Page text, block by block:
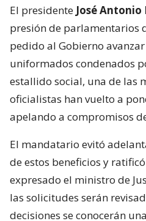
El presidente José Antonio
presión de parlamentarios
pedido al Gobierno
uniformados condenados
estallido social, una de las
oficialistas han vuelto a
apelando a compromisos
El mandatario evitó
de estos beneficios y
expresado el ministro de
las solicitudes serán
decisiones se conocerán